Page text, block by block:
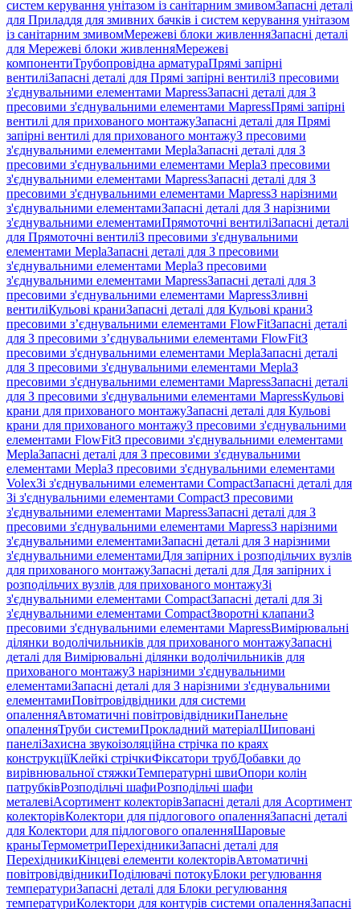
систем керування унітазом із санітарним змивомЗапасні деталі
для Приладдя для змивних бачків і систем керування унітазом
із санітарним змивомМережеві блоки живленняЗапасні деталі
для Мережеві блоки живленняМережеві
компонентиТрубопровідна арматураПрямі запірні
вентиліЗапасні деталі для Прямі запірні вентиліЗ пресовими
з'єднувальними елементами MapressЗапасні деталі для З
пресовими з'єднувальними елементами MapressПрямі запірні
вентилі для прихованого монтажуЗапасні деталі для Прямі
запірні вентилі для прихованого монтажуЗ пресовими
з'єднувальними елементами MeplaЗапасні деталі для З
пресовими з'єднувальними елементами MeplaЗ пресовими
з'єднувальними елементами MapressЗапасні деталі для З
пресовими з'єднувальними елементами MapressЗ нарізними
з'єднувальними елементамиЗапасні деталі для З нарізними
з'єднувальними елементамиПрямоточні вентиліЗапасні деталі
для Прямоточні вентиліЗ пресовими з'єднувальними
елементами MeplaЗапасні деталі для З пресовими
з'єднувальними елементами MeplaЗ пресовими
з'єднувальними елементами MapressЗапасні деталі для З
пресовими з'єднувальними елементами MapressЗливні
вентиліКульові краниЗапасні деталі для Кульові краниЗ
пресовими з’єднувальними елементами FlowFitЗапасні деталі
для З пресовими з’єднувальними елементами FlowFitЗ
пресовими з'єднувальними елементами MeplaЗапасні деталі
для З пресовими з'єднувальними елементами MeplaЗ
пресовими з'єднувальними елементами MapressЗапасні деталі
для З пресовими з'єднувальними елементами MapressКульові
крани для прихованого монтажуЗапасні деталі для Кульові
крани для прихованого монтажуЗ пресовими з'єднувальними
елементами FlowFitЗ пресовими з'єднувальними елементами
MeplaЗапасні деталі для З пресовими з'єднувальними
елементами MeplaЗ пресовими з'єднувальними елементами
VolexЗі з'єднувальними елементами CompactЗапасні деталі для
Зі з'єднувальними елементами CompactЗ пресовими
з'єднувальними елементами MapressЗапасні деталі для З
пресовими з'єднувальними елементами MapressЗ нарізними
з'єднувальними елементамиЗапасні деталі для З нарізними
з'єднувальними елементамиДля запірних і розподільчих вузлів
для прихованого монтажуЗапасні деталі для Для запірних і
розподільчих вузлів для прихованого монтажуЗі
з'єднувальними елементами CompactЗапасні деталі для Зі
з'єднувальними елементами CompactЗворотні клапаниЗ
пресовими з'єднувальними елементами MapressВимірювальні
ділянки водолічильників для прихованого монтажуЗапасні
деталі для Вимірювальні ділянки водолічильників для
прихованого монтажуЗ нарізними з'єднувальними
елементамиЗапасні деталі для З нарізними з'єднувальними
елементамиПовітровідвідники для системи
опаленняАвтоматичні повітровідвідникиПанельне
опаленняТруби системиПрокладний матеріалШиповані
панеліЗахисна звукоізоляційна стрічка по краях
конструкціїКлейкі стрічкиФіксатори трубДобавки до
вирівнювальної стяжкиТемпературні швиОпори колін
патрубківРозподільчі шафиРозподільчі шафи
металевіАсортимент колекторівЗапасні деталі для Асортимент
колекторівКолектори для підлогового опаленняЗапасні деталі
для Колектори для підлогового опаленняШаровые
краныТермометриПерехідникиЗапасні деталі для
ПерехідникиКінцеві елементи колекторівАвтоматичні
повітровідвідникиПоділювачі потокуБлоки регулювання
температуриЗапасні деталі для Блоки регулювання
температуриКолектори для контурів системи опаленняЗапасні